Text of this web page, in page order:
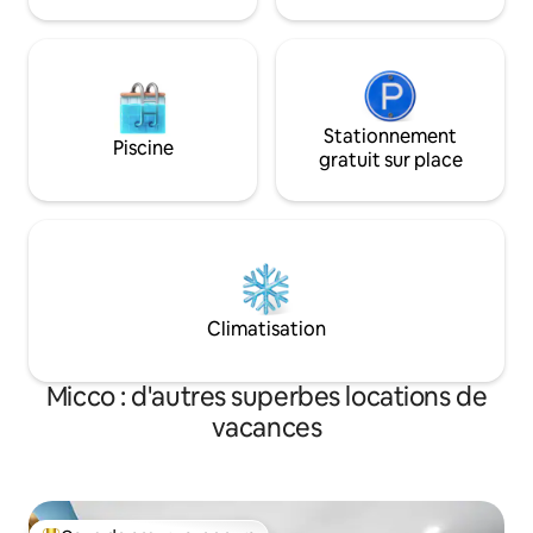
Inlet.
Piscine
Stationnement
gratuit sur place
Climatisation
Micco : d'autres superbes locations de
vacances